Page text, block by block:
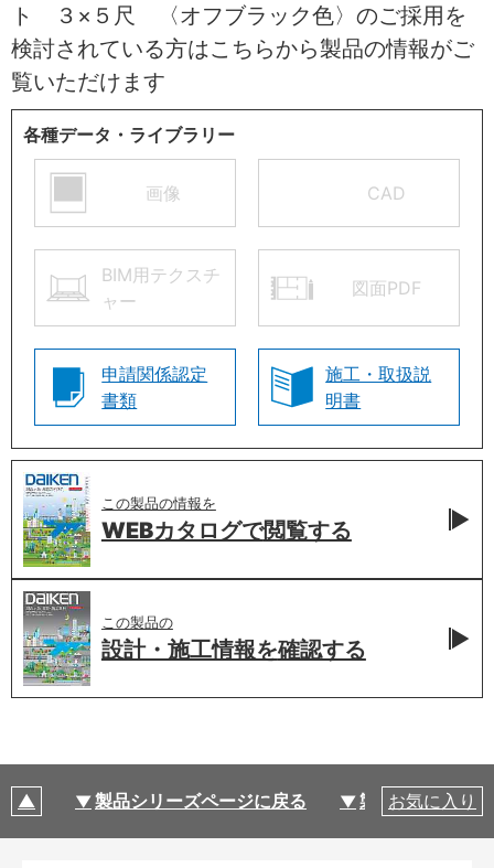
ト ３×５尺 〈オフブラック色〉のご採用を
検討されている方はこちらから製品の情報がご
覧いただけます
各種データ・ライブラリー
画像 CAD
BIM用テクスチ
ャー
図面PDF
申請関係認定
書類
施工・取扱説
明書
この製品の情報を
WEBカタログで閲覧する
この製品の
設計・施工情報を確認する
製品シリーズページに戻る 製品仕様
お気に入り